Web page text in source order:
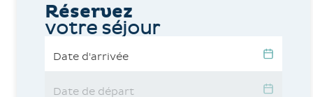
Réservez
votre séjour